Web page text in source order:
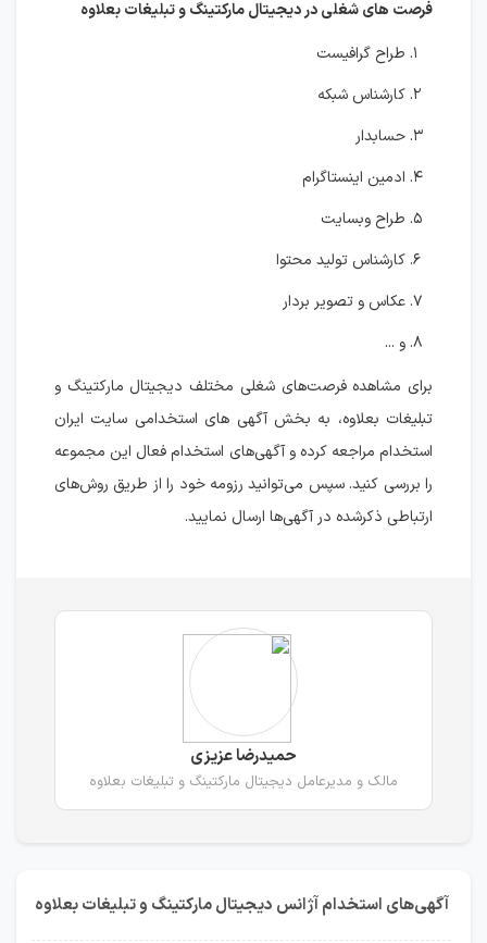
فرصت های شغلی در دیجیتال مارکتینگ و تبلیغات بعلاوه
طراح گرافیست
کارشناس شبکه
حسابدار
ادمین اینستاگرام
طراح وبسایت
کارشناس تولید محتوا
عکاس و تصویر بردار
و ...
برای مشاهده فرصت‌های شغلی مختلف دیجیتال مارکتینگ و
تبلیغات بعلاوه، به بخش آگهی های استخدامی سایت ایران
استخدام مراجعه کرده و آگهی‌های استخدام فعال این مجموعه
را بررسی کنید. سپس می‌توانید رزومه خود را از طریق روش‌های
ارتباطی ذکرشده در آگهی‌ها ارسال نمایید.
حمیدرضا عزیزی
مالک و مدیرعامل دیجیتال مارکتینگ و تبلیغات بعلاوه
آگهی‌های استخدام آژانس دیجیتال مارکتینگ و تبلیغات بعلاوه